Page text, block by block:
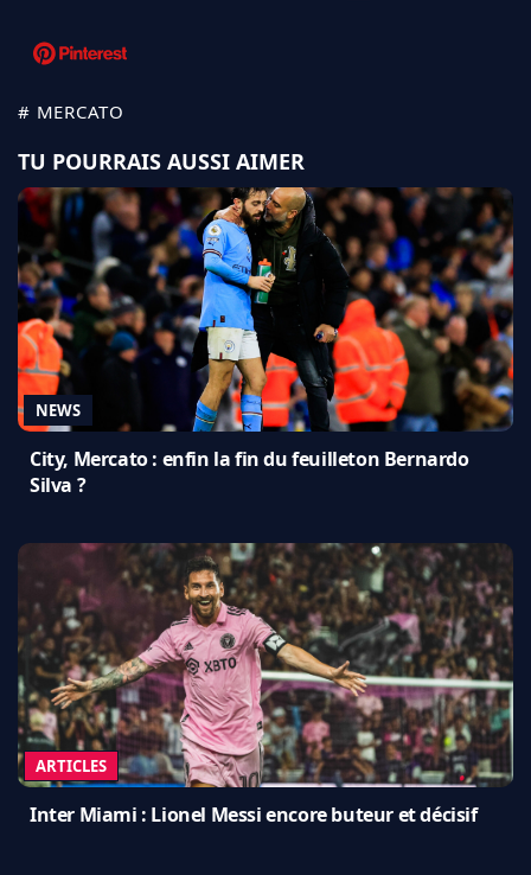
# MERCATO
TU POURRAIS AUSSI AIMER
NEWS
City, Mercato : enfin la fin du feuilleton Bernardo
Silva ?
ARTICLES
Inter Miami : Lionel Messi encore buteur et décisif